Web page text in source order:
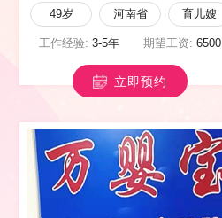
42岁 河南省 育儿嫂
工作经验: 5-8年 期望工资:9500
立即预约